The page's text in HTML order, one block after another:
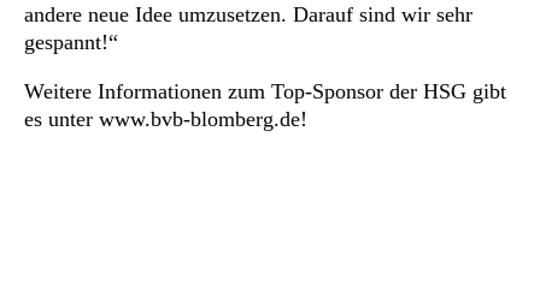
andere neue Idee umzusetzen. Darauf sind wir sehr
gespannt!“
Weitere Informationen zum Top-Sponsor der HSG gibt
es unter www.bvb-blomberg.de!